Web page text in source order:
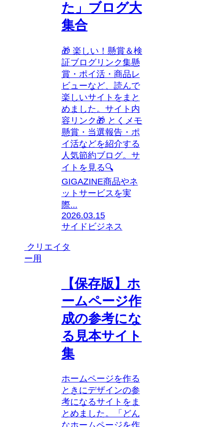
た」ブログ大
集合
🎁 楽しい！懸賞＆検
証ブログリンク集懸
賞・ポイ活・商品レ
ビューなど、読んで
楽しいサイトをまと
めました。サイト内
容リンク🎁 とくメモ
懸賞・当選報告・ポ
イ活などを紹介する
人気節約ブログ。サ
イトを見る🔍
GIGAZINE商品やネ
ットサービスを実
際...
2026.03.15
サイドビジネス
クリエイタ
ー用
【保存版】ホ
ームページ作
成の参考にな
る見本サイト
集
ホームページを作る
ときにデザインの参
考になるサイトをま
とめました。「どん